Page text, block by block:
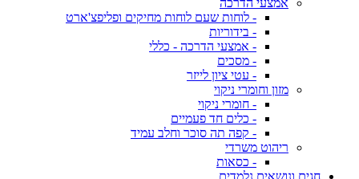
אמצעי הדרכה
- לוחות שעם לוחות מחיקים ופליפצ'ארט
- בידוריות
- אמצעי הדרכה - כללי
- מסכים
- עטי ציון לייזר
מזון וחומרי ניקוי
- חומרי ניקוי
- כלים חד פעמיים
- קפה תה סוכר וחלב עמיד
ריהוט משרדי
- כסאות
חגים ונושאים נלמדים